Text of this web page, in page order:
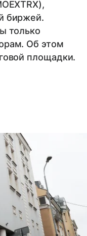
биржей.
только
Об этом
площадки.